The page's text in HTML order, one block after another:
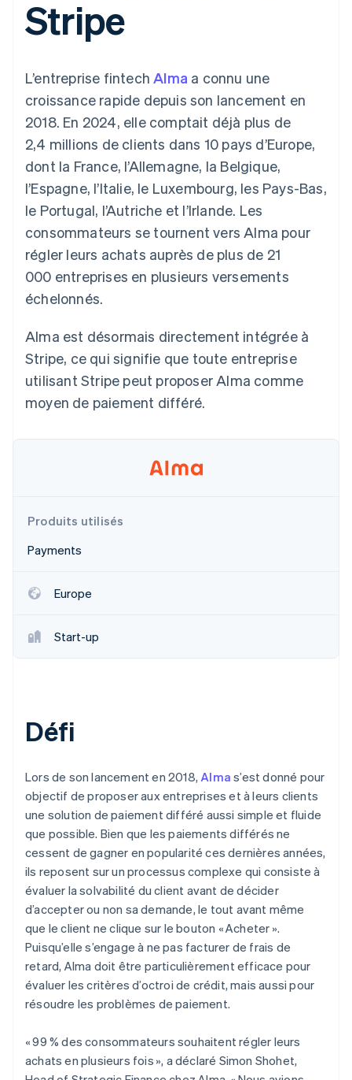
Moyens de
paiement
Accès à plus
Terminal
Paiements en
personne
Authorization
Acceptation
optimisée
Paiements
accélérés
Financial
Connections
Comptes
financiers
associés
personnalisés
Data Pipeline
Synchronisation
des données
Plus
Découvrez les prochaines évolutions
Radar
Prévention de la fraude
Constitution de start-up
Élimination du carbone
Vérification de l'identité
Regarder la vidéo
l’application
Marketplaces
Gestion financière
Par secteur
Entreprises d'IA
Économie des
créateurs
Jeux
loisirs
Assurance
Médias et
divertissements
entreprises
Commerce en ligne
Stripe App Marketplace
Gérer des
abonnements
Proposer une
bancaires adossées à
des stablecoins
Fournir et gérer des
services avec des
agents
Ressources
Intégrations
d'applications
Exemples de code
Blog des développeurs
Entreprise
annuelle
Carrières
Communiqués de
presse
Stripe Press
Contact
Contacter notre équipe
Devenir partenaire
Stripe
L’entreprise fintechAlma a connu une
croissance rapide depuis son lancement en
2018. En 2024, elle comptait déjà plus de
2,4 millions de clients dans 10 pays d’Europe,
dont la France, l’Allemagne, la Belgique,
l’Espagne, l’Italie, le Luxembourg, les Pays-Bas,
le Portugal, l’Autriche et l’Irlande. Les
consommateurs se tournent vers Alma pour
régler leurs achats auprès de plus de 21
000 entreprises en plusieurs versements
échelonnés.
Alma est désormais directement intégrée à
Stripe, ce qui signifie que toute entreprise
utilisant Stripe peut proposer Alma comme
moyen de paiement différé.
Produits utilisés
Payments
Europe
Start-up
Défi
Lors de son lancement en 2018, Alma s’est donné pour
objectif de proposer aux entreprises et à leurs clients
une solution de paiement différé aussi simple et fluide
que possible. Bien que les paiements différés ne
cessent de gagner en popularité ces dernières années,
ils reposent sur un processus complexe qui consiste à
évaluer la solvabilité du client avant de décider
d’accepter ou non sa demande, le tout avant même
que le client ne clique sur le bouton « Acheter ».
Puisqu’elle s’engage à ne pas facturer de frais de
retard, Alma doit être particulièrement efficace pour
évaluer les critères d’octroi de crédit, mais aussi pour
résoudre les problèmes de paiement.
« 99 % des consommateurs souhaitent régler leurs
achats en plusieurs fois », a déclaré Simon Shohet,